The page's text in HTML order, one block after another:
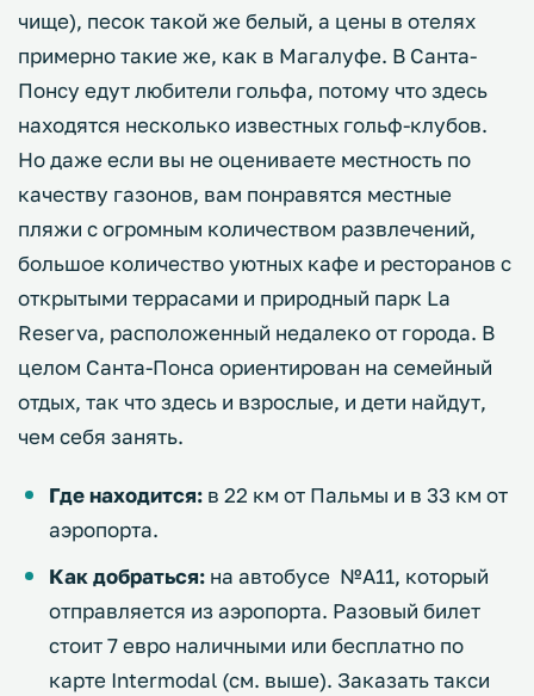
чище), песок такой же белый, а цены в отелях
примерно такие же, как в Магалуфе. В Санта-
Понсу едут любители гольфа, потому что здесь
находятся несколько известных гольф-клубов.
Но даже если вы не оцениваете местность по
качеству газонов, вам понравятся местные
пляжи с огромным количеством развлечений,
большое количество уютных кафе и ресторанов с
открытыми террасами и природный парк La
Reserva, расположенный недалеко от города. В
целом Санта-Понса ориентирован на семейный
отдых, так что здесь и взрослые, и дети найдут,
чем себя занять.
Где находится: в 22 км от Пальмы и в 33 км от
аэропорта.
Как добраться: на автобусе №А11, который
отправляется из аэропорта. Разовый билет
стоит 7 евро наличными или бесплатно по
карте Intermodal (см. выше). Заказать такси